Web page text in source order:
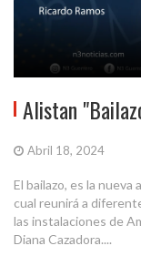
Alistan
Abril 18, 2024
El bailazo, es la
cual reunirá a
las instalaciones de
Diana Cazadora....